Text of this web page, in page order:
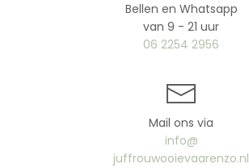
Bellen en Whatsapp
van 9 - 21 uur
06 2254 2956
Mail ons via
info@
juffrouwooievaarenzo.nl